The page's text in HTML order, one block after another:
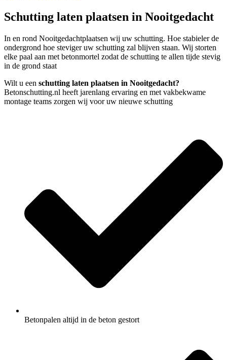
Schutting laten plaatsen in Nooitgedacht
In en rond Nooitgedachtplaatsen wij uw schutting. Hoe stabieler de
ondergrond hoe steviger uw schutting zal blijven staan. Wij storten
elke paal aan met betonmortel zodat de schutting te allen tijde stevig
in de grond staat
Wilt u een schutting laten plaatsen in Nooitgedacht?
Betonschutting.nl heeft jarenlang ervaring en met vakbekwame
montage teams zorgen wij voor uw nieuwe schutting
Betonpalen altijd in de beton gestort